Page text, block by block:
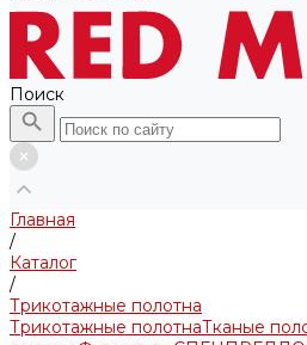
Поиск
Главная
/
Каталог
/
Трикотажные полотна
Трикотажные полотнаТканые